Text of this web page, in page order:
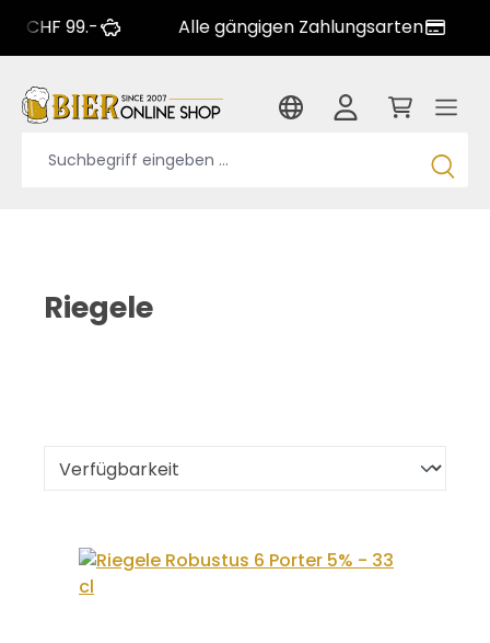
Alle gängigen Zahlungsarten
Riegele